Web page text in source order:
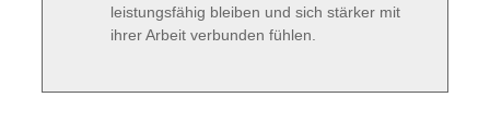
leistungsfähig bleiben und sich stärker mit
ihrer Arbeit verbunden fühlen.